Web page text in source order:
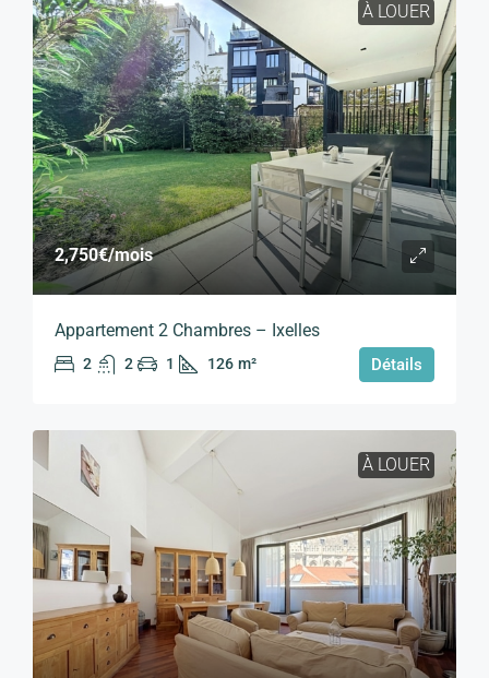
À LOUER
2,750€/mois
Appartement 2 Chambres – Ixelles
2 2 1 126 m² Détails
À LOUER